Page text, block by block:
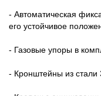
- Автоматическая
его устойчивое
- Газовые упоры в
- Кронштейны из стали